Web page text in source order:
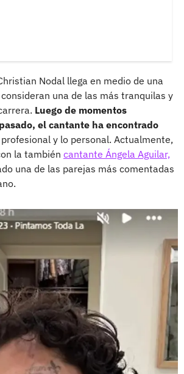
Nodal llega en medio de una
una de las más tranquilas y
Luego de momentos
el cantante ha encontrado
y lo personal. Actualmente,
la también cantante Ángela Aguilar,
una de las parejas más comentadas